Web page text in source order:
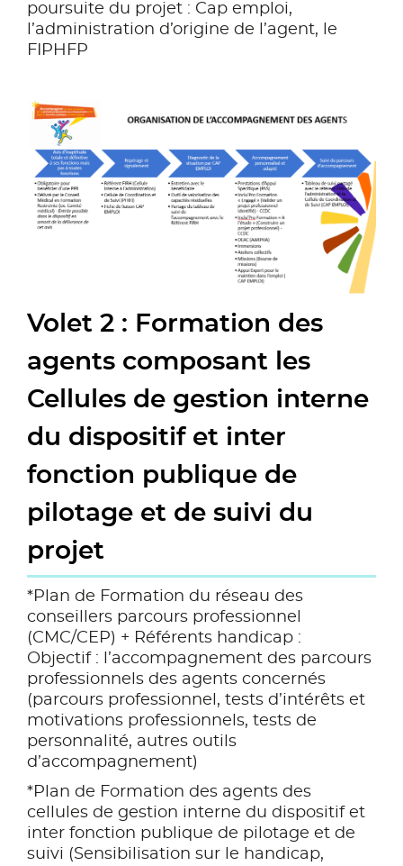
poursuite du projet : Cap emploi,
l’administration d’origine de l’agent, le
FIPHFP
Volet 2 : Formation des
agents composant les
Cellules de gestion interne
du dispositif et inter
fonction publique de
pilotage et de suivi du
projet
*Plan de Formation du réseau des
conseillers parcours professionnel
(CMC/CEP) + Référents handicap :
Objectif : l’accompagnement des parcours
professionnels des agents concernés
(parcours professionnel, tests d’intérêts et
motivations professionnels, tests de
personnalité, autres outils
d’accompagnement)
*Plan de Formation des agents des
cellules de gestion interne du dispositif et
inter fonction publique de pilotage et de
suivi (Sensibilisation sur le handicap,